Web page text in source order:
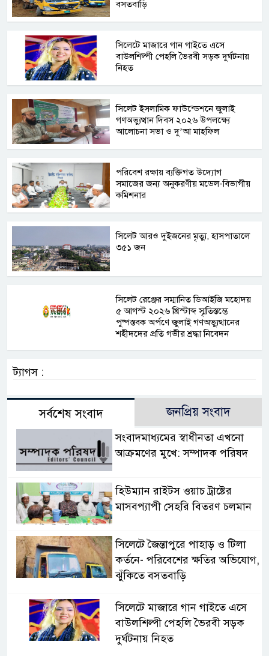
বসতবাড়ি
সিলেটে মাজারে গান গাইতে এসে
বাউলশিল্পী পেহলি ভৈরবী সড়ক দুর্ঘটনায়
নিহত
সিলেট ইসলামিক ফাউন্ডেশনে জুলাই
গণঅভ্যুত্থান দিবস ২০২৬ উপলক্ষ্যে
আলোচনা সভা ও দু’আ মাহফিল
পরিবেশ রক্ষায় ব্যক্তিগত উদ্যোগ
সমাজের জন্য অনুকরণীয় মডেল-বিভাগীয়
কমিশনার
সিলেট আরও দুইজনের মৃত্যু, হাসপাতালে
৩৫১ জন
সিলেট রেঞ্জের সম্মানিত ডিআইজি মহোদয়
৫ আগস্ট ২০২৬ খ্রিস্টাব্দ স্মৃতিস্তম্ভে
পুষ্পস্তবক অর্পণে জুলাই গণঅভ্যুত্থানের
শহীদদের প্রতি গভীর শ্রদ্ধা নিবেদন
ট্যাগস :
সর্বশেষ সংবাদ জনপ্রিয় সংবাদ
সংবাদমাধ্যমের স্বাধীনতা এখনো
আক্রমণের মুখে: সম্পাদক পরিষদ
হিউম্যান রাইটস ওয়াচ ট্রাষ্টের
মাসবপ্যাপী সেহরি বিতরণ চলমান
সিলেটে জৈন্তাপুরে পাহাড় ও টিলা
কর্তনে- পরিবেশের ক্ষতির অভিযোগ,
ঝুঁকিতে বসতবাড়ি
সিলেটে মাজারে গান গাইতে এসে
বাউলশিল্পী পেহলি ভৈরবী সড়ক
দুর্ঘটনায় নিহত